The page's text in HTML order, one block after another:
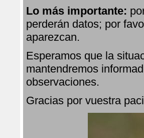
Lo más importante:
perderán datos; por
aparezcan.
Esperamos que la
mantendremos
observaciones.
Gracias por vuestra